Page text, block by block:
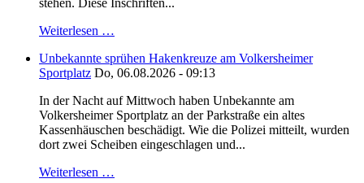
stehen. Diese Inschriften...
Weiterlesen …
Unbekannte sprühen Hakenkreuze am Volkersheimer
Sportplatz Do, 06.08.2026 - 09:13
In der Nacht auf Mittwoch haben Unbekannte am
Volkersheimer Sportplatz an der Parkstraße ein altes
Kassenhäuschen beschädigt. Wie die Polizei mitteilt, wurden
dort zwei Scheiben eingeschlagen und...
Weiterlesen …